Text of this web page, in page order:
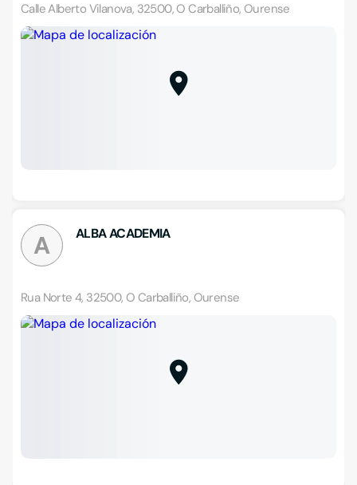
Calle Alberto Vilanova, 32500, O Carballiño, Ourense
A ALBA ACADEMIA
Rua Norte 4, 32500, O Carballiño, Ourense